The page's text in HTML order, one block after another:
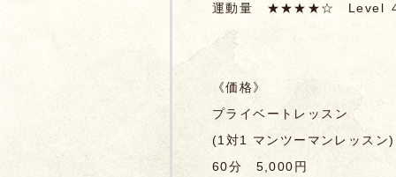
運動量 ★★★★☆ Level
《価格》
プライベートレッスン
(1対1 マンツーマンレッスン)
60分 5,000円